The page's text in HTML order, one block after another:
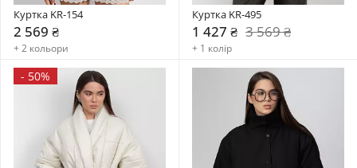
Куртка KR-154
2 569 ₴
+ 2 кольори
Куртка KR-495
1 427 ₴ 3 569 ₴
+ 1 колір
- 50%